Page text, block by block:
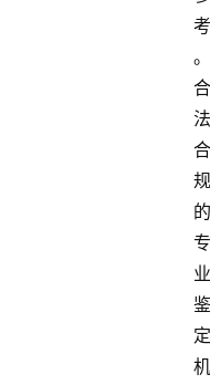
考
。
合
法
合
规
的
专
业
鉴
定
机